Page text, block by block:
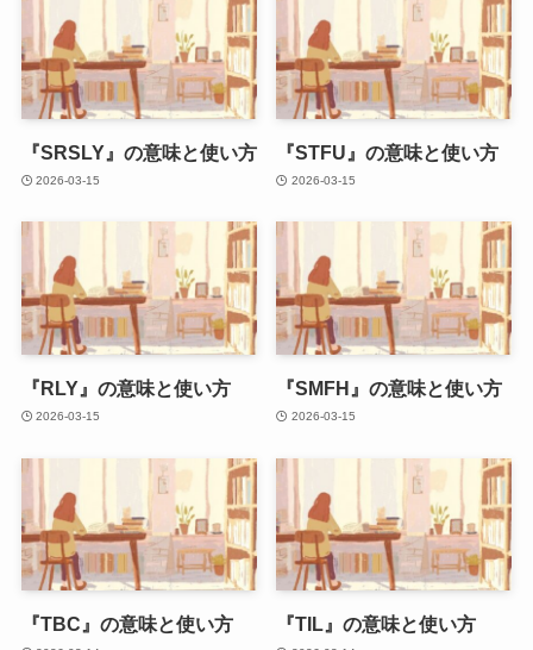
『SRSLY』の意味と使い方
2026-03-15
『STFU』の意味と使い方
2026-03-15
『RLY』の意味と使い方
2026-03-15
『SMFH』の意味と使い方
2026-03-15
『TBC』の意味と使い方 『TIL』の意味と使い方